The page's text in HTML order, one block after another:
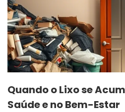
Quando o Lixo se
Saúde e no Bem-Estar